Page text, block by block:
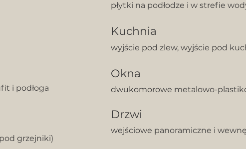
i podłoga
grzejniki)
płytki na podłodze i w strefie
Kuchnia
wyjście pod zlew, wyjście pod
Okna
dwukomorowe metalowo-
Drzwi
wejściowe panoramiczne i